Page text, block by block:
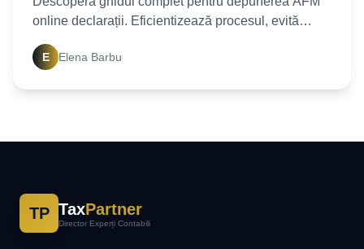
online declarații. Eficientizează procesul, evită
erorile și bucură-te de avantaje. Începe acum!
E Elena Barbu
TP TaxPartner
Director Experți Contabili